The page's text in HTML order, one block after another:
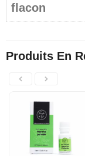
flacon
Produits En